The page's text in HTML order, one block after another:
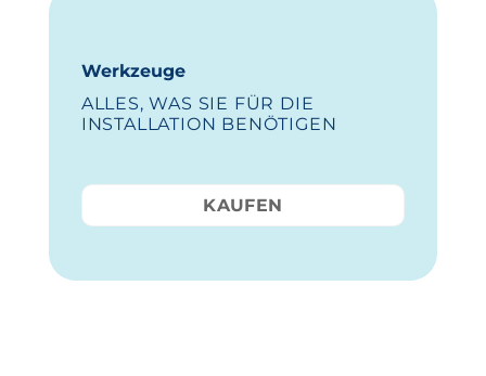
Werkzeuge
ALLES, WAS SIE FÜR DIE
INSTALLATION BENÖTIGEN
KAUFEN